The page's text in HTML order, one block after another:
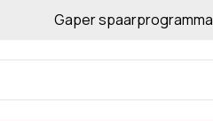
in de winkelGaper spaarprogramma